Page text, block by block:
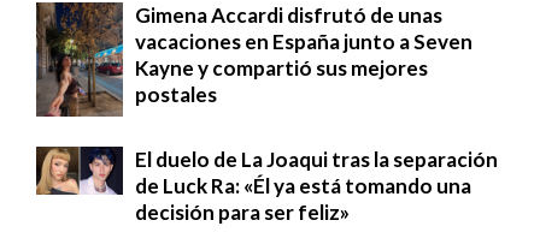
Gimena Accardi disfrutó de unas
vacaciones en España junto a Seven
Kayne y compartió sus mejores
postales
El duelo de La Joaqui tras la separación
de Luck Ra: «Él ya está tomando una
decisión para ser feliz»